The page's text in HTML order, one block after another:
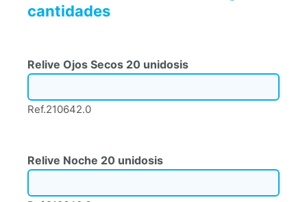
cantidades
Relive Ojos Secos 20 unidosis
Ref.210642.0
Relive Noche 20 unidosis